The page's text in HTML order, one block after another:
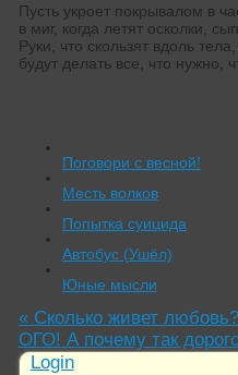
Пусть укроет покрывалом в
в миг, когда летят осколки,
Руки, что скользят вдоль
будут делать все, что нужно,
Поговори с весной!
Месть волков
Попытка суицида
Автобус (Ушёл)
Юные мысли
«Сколько живет любовь?
ОГО! А почему так
Login